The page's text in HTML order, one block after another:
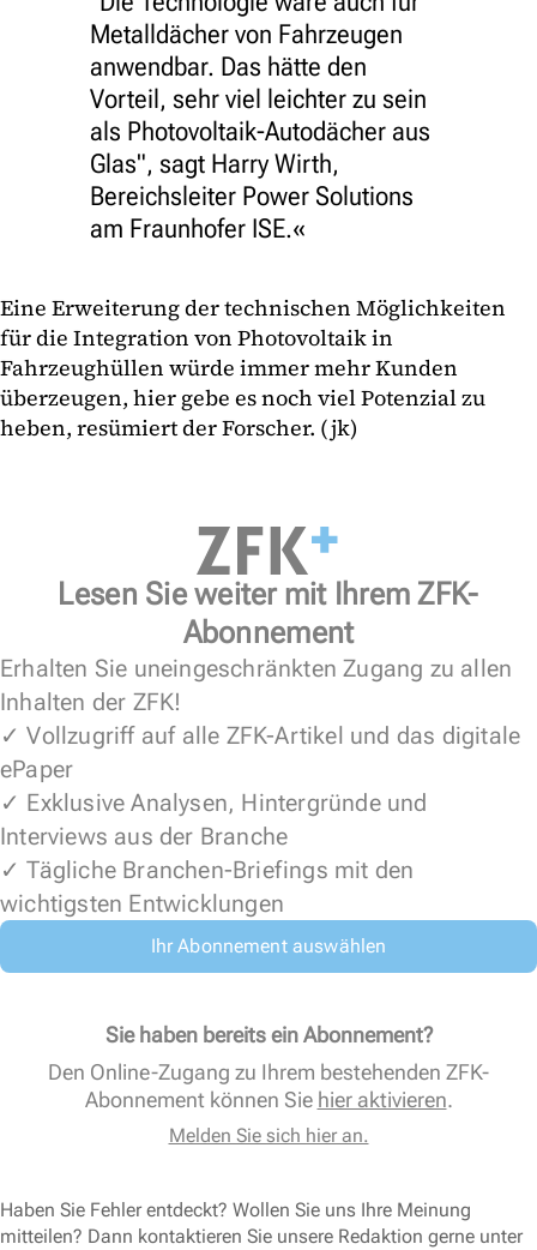
Metalldächer von Fahrzeugen
anwendbar. Das hätte den
Vorteil, sehr viel leichter zu sein
als Photovoltaik-Autodächer aus
Glas", sagt Harry Wirth,
Bereichsleiter Power Solutions
am Fraunhofer ISE.
Eine Erweiterung der technischen Möglichkeiten
für die Integration von Photovoltaik in
Fahrzeughüllen würde immer mehr Kunden
überzeugen, hier gebe es noch viel Potenzial zu
heben, resümiert der Forscher. (jk)
Lesen Sie weiter mit Ihrem ZFK-
Abonnement
Erhalten Sie uneingeschränkten Zugang zu allen
Inhalten der ZFK!
✓ Vollzugriff auf alle ZFK-Artikel und das digitale
ePaper
✓ Exklusive Analysen, Hintergründe und
Interviews aus der Branche
✓ Tägliche Branchen-Briefings mit den
wichtigsten Entwicklungen
Ihr Abonnement auswählen
Sie haben bereits ein Abonnement?
Den Online-Zugang zu Ihrem bestehenden ZFK-
Abonnement können Sie hier aktivieren.
Melden Sie sich hier an.
Haben Sie Fehler entdeckt? Wollen Sie uns Ihre Meinung
mitteilen? Dann kontaktieren Sie unsere Redaktion gerne unter